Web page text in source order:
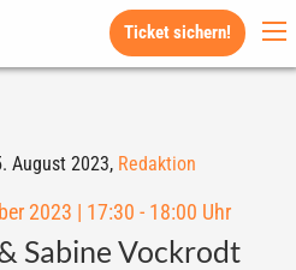
Ticket sichern!
August 2023, Redaktion
2023 | 17:30 - 18:00 Uhr
Sabine Vockrodt